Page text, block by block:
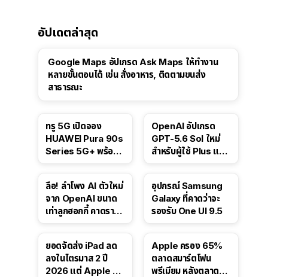
อัปเดตล่าสุด
Google Maps อัปเกรด Ask Maps ให้ทำงาน
หลายขั้นตอนได้ เช่น สั่งอาหาร, ติดตามขนส่ง
สาธารณะ
ทรู 5G เปิดจอง
HUAWEI Pura 90s
Series 5G+ พร้อม
OpenAI อัปเกรด
GPT-5.6 Sol ใหม่
สำหรับผู้ใช้ Plus และ
ลือ! ลำโพง AI ตัวใหม่
จาก OpenAI ขนาด
เท่าลูกฮอกกี้ คาดราคา
อุปกรณ์ Samsung
Galaxy ที่คาดว่าจะ
รองรับ One UI 9.5
ยอดจัดส่ง iPad ลด
ลงในไตรมาส 2 ปี
2026 แต่ Apple ยัง
Apple ครอง 65%
ตลาดสมาร์ตโฟน
พรีเมียม หลังตลาดทำ